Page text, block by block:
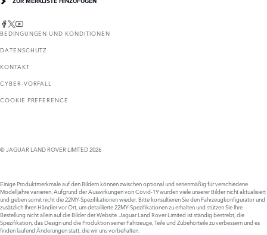
BEDINGUNGEN UND KONDITIONEN
DATENSCHUTZ
KONTAKT
CYBER-VORFALL
COOKIE PREFERENCE
© JAGUAR LAND ROVER LIMITED 2026
Einige Produktmerkmale auf den Bildern können zwischen optional und serienmäßig für verschiedene
Modelljahre variieren. Aufgrund der Auswirkungen von Covid-19 wurden viele unserer Bilder nicht aktualisiert
und geben somit nicht die 22MY-Spezifikationen wieder. Bitte konsultieren Sie den Fahrzeugkonfigurator und
zusätzlich Ihren Händler vor Ort, um detaillierte 22MY-Spezifikationen zu erhalten und stützen Sie Ihre
Bestellung nicht allein auf die Bilder der Website. Jaguar Land Rover Limited ist ständig bestrebt, die
Spezifikation, das Design und die Produktion seiner Fahrzeuge, Teile und Zubehörteile zu verbessern und es
finden laufend Änderungen statt, die wir uns vorbehalten.